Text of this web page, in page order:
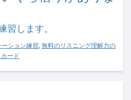
習します。
ション練習, 無料のリスニング理解力の
ード